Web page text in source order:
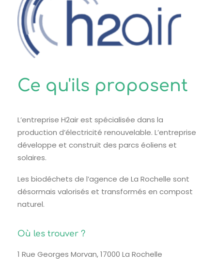
Ce qu'ils proposent
L’entreprise H2air est spécialisée dans la
production d’électricité renouvelable. L’entreprise
développe et construit des parcs éoliens et
solaires.
Les biodéchets de l’agence de La Rochelle sont
désormais valorisés et transformés en compost
naturel.
Où les trouver ?
1 Rue Georges Morvan, 17000 La Rochelle